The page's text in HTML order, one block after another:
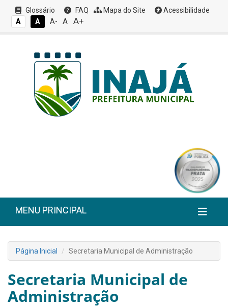
Glossário FAQ Mapa do Site
Acessibilidade
A
A A- A A+
MENU PRINCIPAL
Página Inicial Secretaria Municipal de Administração
Secretaria Municipal de
Administração